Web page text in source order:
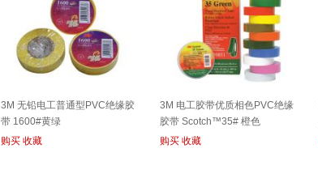
3M 无铅电工普通型PVC绝缘胶
带 1600#黄绿
购买 收藏
3M 电工胶带优质相色PVC绝缘
胶带 Scotch™35# 橙色
购买 收藏